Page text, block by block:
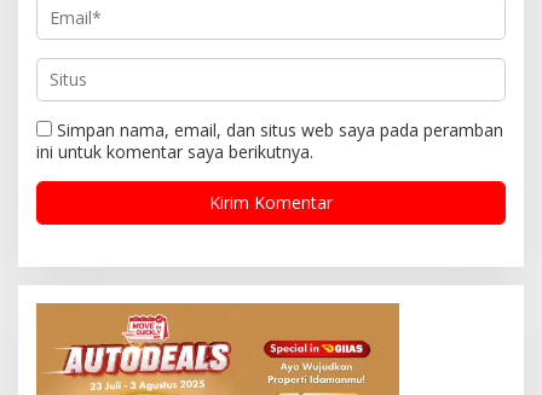
Simpan nama, email, dan situs web saya pada peramban
ini untuk komentar saya berikutnya.